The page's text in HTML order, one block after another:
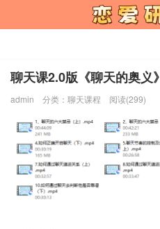
聊天课2.0版《聊天的奥义》
admin 分类： 聊天课程 阅读(299)